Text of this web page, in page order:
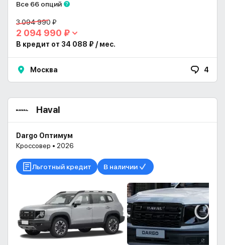
Все 66 опций
3 094 990 ₽
2 094 990 ₽
В кредит от 34 088 ₽ / мес.
Москва 4
Haval
Dargo Оптимум
Кроссовер • 2026
Льготный кредит В наличии